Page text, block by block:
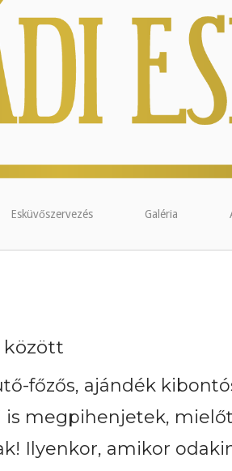
Esküvőszervezés Galéria
között
főzős, ajándék
is megpihenjetek,
Ilyenkor, amikor